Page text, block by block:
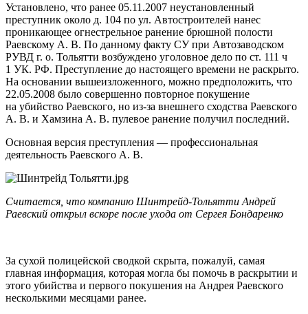
Установлено, что ранее 05.11.2007 неустановленный
преступник около д. 104 по ул. Автостроителей нанес
проникающее огнестрельное ранение брюшной полости
Раевскому А. В. По данному факту СУ при Автозаводском
РУВД г. о. Тольятти возбуждено уголовное дело по ст. 111 ч
1 УК. РФ. Преступление до настоящего времени не раскрыто.
На основании вышеизложенного, можно предположить, что
22.05.2008 было совершенно повторное покушение
на убийство Раевского, но из-за внешнего сходства Раевского
А. В. и Хамзина А. В. пулевое ранение получил последний.
Основная версия преступления — профессиональная
деятельность Раевского А. В.
Считается, что компанию Шинтрейд-Тольятти Андрей
Раевский открыл вскоре после ухода от Сергея Бондаренко
За сухой полицейской сводкой скрыта, пожалуй, самая
главная информация, которая могла бы помочь в раскрытии и
этого убийства и первого покушения на Андрея Раевского
несколькими месяцами ранее.